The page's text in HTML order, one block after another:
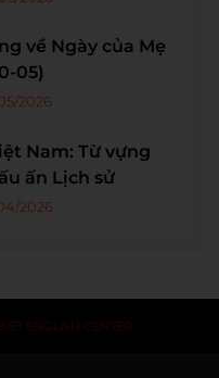
về Ngày của Mẹ
05)
2026
Nam: Từ vựng
ấn Lịch sử
2026
ENGLISH CENTER